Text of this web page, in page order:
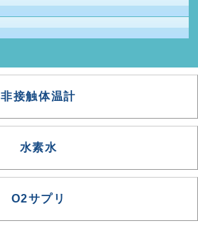
非接触体温計
水素水
O2サプリ